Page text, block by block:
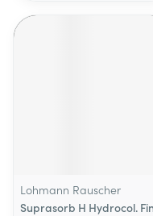
Lohmann Rauscher
Suprasorb H Hydrocol. Fin